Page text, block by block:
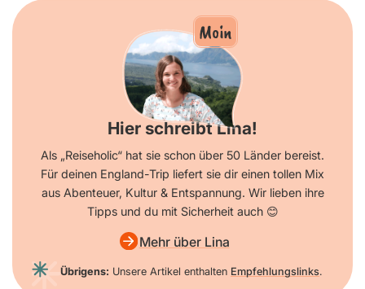
Moin
Hier schreibt Lina!
Als „Reiseholic“ hat sie schon über 50 Länder bereist.
Für deinen England-Trip liefert sie dir einen tollen Mix
aus Abenteuer, Kultur & Entspannung. Wir lieben ihre
Tipps und du mit Sicherheit auch 😊
Mehr über Lina
Übrigens: Unsere Artikel enthalten Empfehlungslinks.